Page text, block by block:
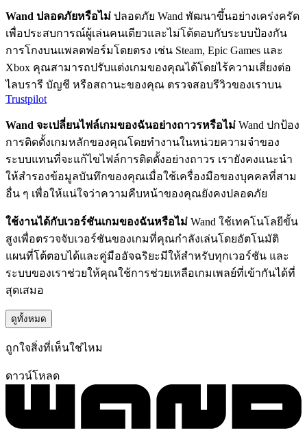
Wand ปลอดภัยหรือไม่ ปลอดภัย Wand พัฒนาขึ้นอย่างเคร่งครัด
เพื่อประสบการณ์ผู้เล่นคนเดียวและไม่โต้ตอบกับระบบป้องกัน
การโกงบนแพลตฟอร์มโดยตรง เช่น Steam, Epic Games และ
Xbox คุณสามารถปรับแต่งเกมของคุณได้โดยไร้ความเสี่ยงต่อ
ไลบรารี บัญชี หรือสถานะของคุณ ตรวจสอบรีวิวของเราบน
Trustpilot
Wand จะเปลี่ยนไฟล์เกมของฉันอย่างถาวรหรือไม่ Wand ปกป้อง
การติดตั้งเกมหลักของคุณโดยทำงานในหน่วยความจำของ
ระบบแทนที่จะแก้ไขไฟล์การติดตั้งอย่างถาวร เรายังคงแนะนำ
ให้สำรองข้อมูลบันทึกของคุณเมื่อใช้เครื่องมือของบุคคลที่สาม
อื่น ๆ เพื่อให้แน่ใจว่าความคืบหน้าของคุณยังคงปลอดภัย
ใช้งานได้กับเวอร์ชันเกมของฉันหรือไม่ Wand ใช้เทคโนโลยีขั้น
สูงเพื่อตรวจจับเวอร์ชันของเกมที่คุณกำลังเล่นโดยอัตโนมัติ
แผนที่โต้ตอบได้และคู่มืออัจฉริยะมีให้สำหรับทุกเวอร์ชัน และ
ระบบของเราช่วยให้คุณใช้การช่วยเหลือเกมเพลย์ที่เข้ากันได้ที่
สุดเสมอ
ดูทั้งหมด
ถูกใจสิ่งที่เห็นใช่ไหม
ดาวน์โหลด